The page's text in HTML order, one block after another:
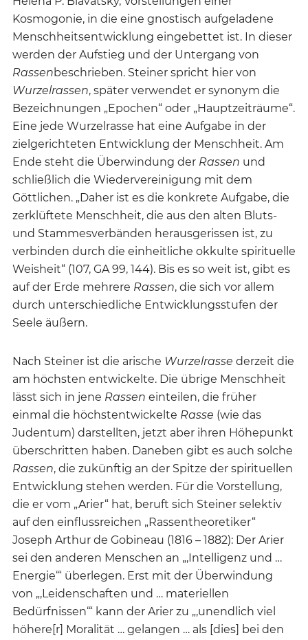
Kosmogonie, in die eine gnostisch aufgeladene
Menschheitsentwicklung eingebettet ist. In dieser
werden der Aufstieg und der Untergang von
Rassenbeschrieben. Steiner spricht hier von
Wurzelrassen, später verwendet er synonym die
Bezeichnungen „Epochen“ oder „Hauptzeiträume“.
Eine jede Wurzelrasse hat eine Aufgabe in der
zielgerichteten Entwicklung der Menschheit. Am
Ende steht die Überwindung der Rassen und
schließlich die Wiedervereinigung mit dem
Göttlichen. „Daher ist es die konkrete Aufgabe, die
zerklüftete Menschheit, die aus den alten Bluts-
und Stammesverbänden herausgerissen ist, zu
verbinden durch die einheitliche okkulte spirituelle
Weisheit“ (107, GA 99, 144). Bis es so weit ist, gibt es
auf der Erde mehrere Rassen, die sich vor allem
durch unterschiedliche Entwicklungsstufen der
Seele äußern.
Nach Steiner ist die arische Wurzelrasse derzeit die
am höchsten entwickelte. Die übrige Menschheit
lässt sich in jene Rassen einteilen, die früher
einmal die höchstentwickelte Rasse (wie das
Judentum) darstellten, jetzt aber ihren Höhepunkt
überschritten haben. Daneben gibt es auch solche
Rassen, die zukünftig an der Spitze der spirituellen
Entwicklung stehen werden. Für die Vorstellung,
die er vom „Arier“ hat, beruft sich Steiner selektiv
auf den einflussreichen „Rassentheoretiker“
Joseph Arthur de Gobineau (1816 – 1882): Der Arier
sei den anderen Menschen an „‚Intelligenz und …
Energie‘“ überlegen. Erst mit der Überwindung
von „‚Leidenschaften und … materiellen
Bedürfnissen‘“ kann der Arier zu „‚unendlich viel
höhere[r] Moralität … gelangen … als [dies] bei den